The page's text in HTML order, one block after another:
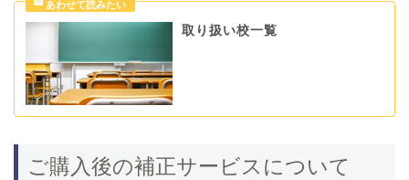
取り扱い校一覧
ご購入後の補正サービスについて